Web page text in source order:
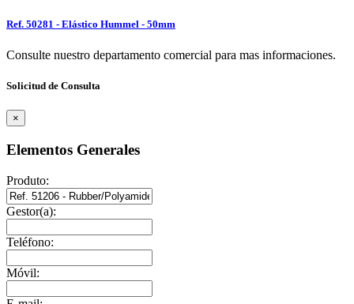
Ref. 50281 - Elástico Hummel - 50mm
Consulte nuestro departamento comercial para mas informaciones.
Solicitud de Consulta
×
Elementos Generales
Produto:
Gestor(a):
Teléfono:
Móvil: